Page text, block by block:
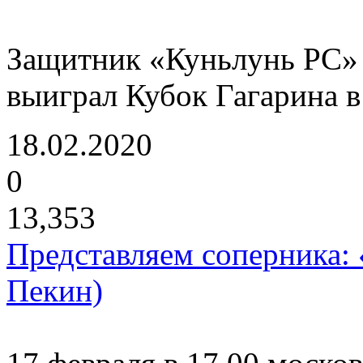
Защитник «Куньлунь
выиграл Кубок Гагарина
18.02.2020
0
13,353
Представляем
Пекин)